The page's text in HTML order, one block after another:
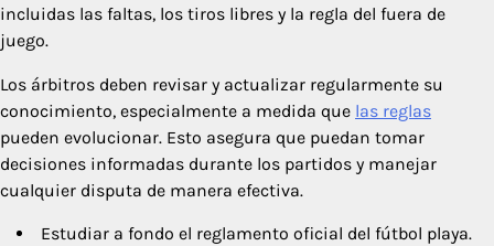
incluidas las faltas, los tiros libres y la regla del fuera de
juego.
Los árbitros deben revisar y actualizar regularmente su
conocimiento, especialmente a medida que las reglas
pueden evolucionar. Esto asegura que puedan tomar
decisiones informadas durante los partidos y manejar
cualquier disputa de manera efectiva.
Estudiar a fondo el reglamento oficial del fútbol playa.